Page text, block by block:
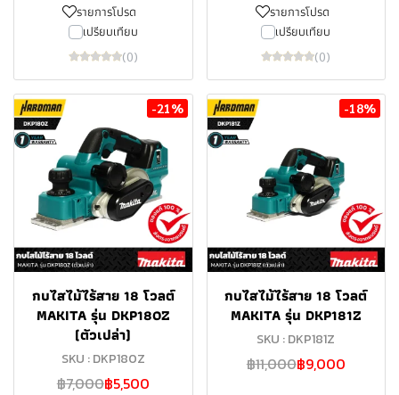
รายการโปรด
เปรียบเทียบ
(0)
รายการโปรด
เปรียบเทียบ
(0)
-21%
กบไสไม้ไร้สาย 18 โวลต์
MAKITA รุ่น DKP180Z
(ตัวเปล่า)
SKU : DKP180Z
฿7,000฿5,500
-18%
กบไสไม้ไร้สาย 18 โวลต์
MAKITA รุ่น DKP181Z
SKU : DKP181Z
฿11,000฿9,000